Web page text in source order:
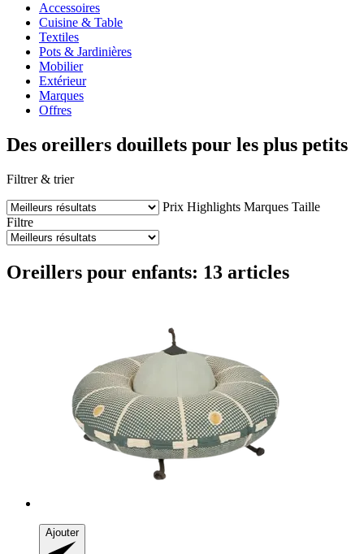
Accessoires
Cuisine & Table
Textiles
Pots & Jardinières
Mobilier
Extérieur
Marques
Offres
Des oreillers douillets pour les plus petits
Filtrer & trier
Prix Highlights Marques Taille
Filtre
Oreillers pour enfants: 13 articles
Ajouter